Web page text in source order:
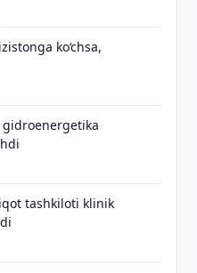
ko‘chsa,
gidroenergetika
tashkiloti klinik